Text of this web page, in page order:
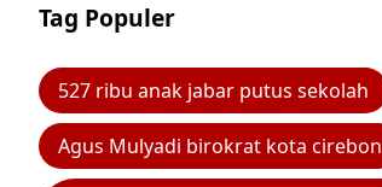
Tag Populer
527 ribu anak jabar putus sekolah
Agus Mulyadi birokrat kota cirebon